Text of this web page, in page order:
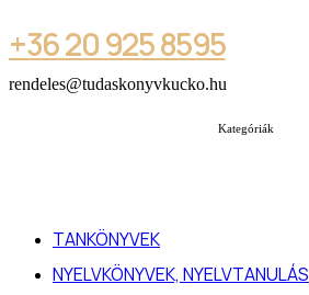
+36 20 925 8595
rendeles@tudaskonyvkucko.hu
Kategóriák
TANKÖNYVEK
NYELVKÖNYVEK, NYELVTANULÁS